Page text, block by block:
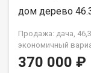
дом дерево
Продажа: дача,
экономичный
здесь
под свой вкус или
370 000 ₽